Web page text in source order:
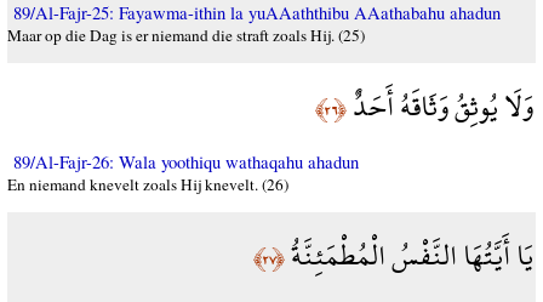
89/Al-Fajr-25: Fayawma-ithin la yuAAaththibu AAathabahu ahadun
Maar op die Dag is er niemand die straft zoals Hij. (25)
وَلَا يُوثِقُ وَثَاقَهُ أَحَدٌ﴿٢٦﴾
89/Al-Fajr-26: Wala yoothiqu wathaqahu ahadun
En niemand knevelt zoals Hij knevelt. (26)
يَا أَيَّتُهَا النَّفْسُ الْمُطْمَئِنَّةُ﴿٢٧﴾